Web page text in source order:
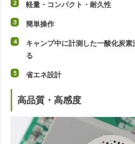
軽量・コンパクト・耐久性
簡単操作
キャンプ中に計測した一酸化炭
る
省エネ設計
高品質・高感度